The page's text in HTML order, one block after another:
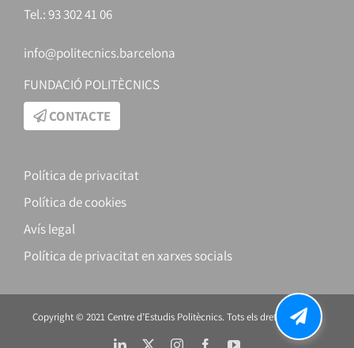
Tel.: 93 302 41 06
info@politecnics.barcelona
FUNDACIÓ POLITÈCNICS
CONTACTE
Política de privacitat
Política de cookies
Avís legal
Política de privacitat en xarxes socials
Copyright © 2021 Centre d’Estudis Politècnics. Tots els drets reservats.
LinkedIn InstagramFacebookYouTube